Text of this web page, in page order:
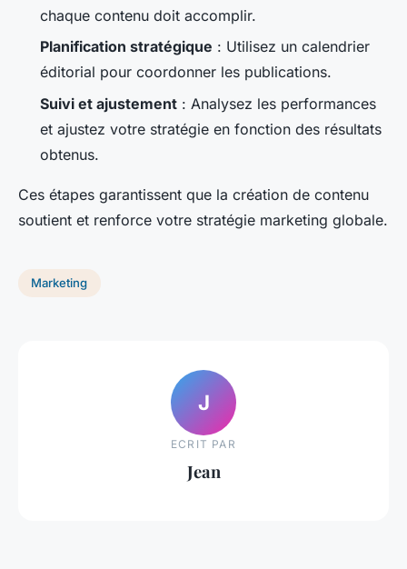
chaque contenu doit accomplir.
Planification stratégique : Utilisez un calendrier
éditorial pour coordonner les publications.
Suivi et ajustement : Analysez les performances
et ajustez votre stratégie en fonction des résultats
obtenus.
Ces étapes garantissent que la création de contenu
soutient et renforce votre stratégie marketing globale.
Marketing
J
ECRIT PAR
Jean